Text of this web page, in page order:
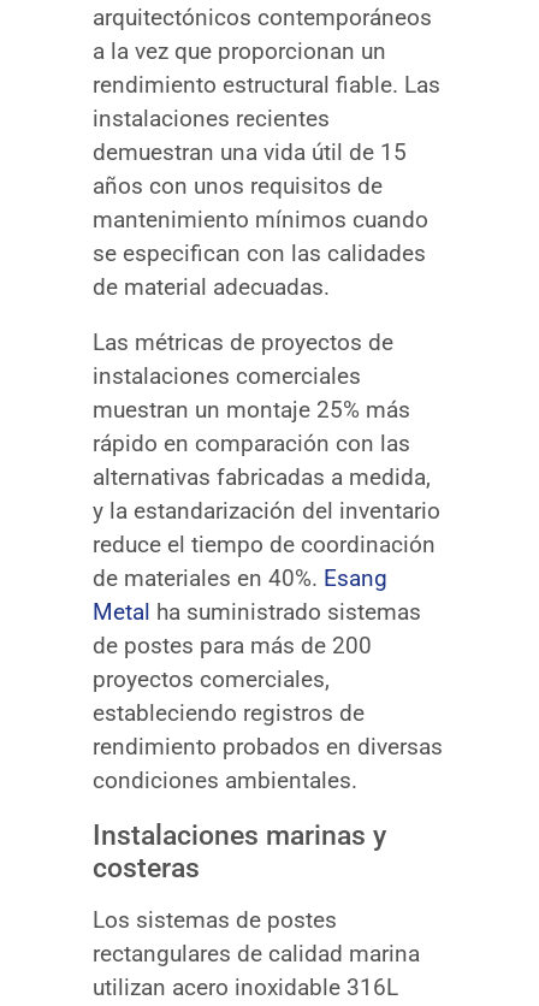
arquitectónicos contemporáneos
a la vez que proporcionan un
rendimiento estructural fiable. Las
instalaciones recientes
demuestran una vida útil de 15
años con unos requisitos de
mantenimiento mínimos cuando
se especifican con las calidades
de material adecuadas.
Las métricas de proyectos de
instalaciones comerciales
muestran un montaje 25% más
rápido en comparación con las
alternativas fabricadas a medida,
y la estandarización del inventario
reduce el tiempo de coordinación
de materiales en 40%. Esang
Metal ha suministrado sistemas
de postes para más de 200
proyectos comerciales,
estableciendo registros de
rendimiento probados en diversas
condiciones ambientales.
Instalaciones marinas y
costeras
Los sistemas de postes
rectangulares de calidad marina
utilizan acero inoxidable 316L